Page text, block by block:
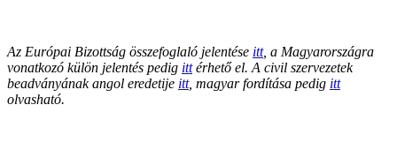
Az Európai Bizottság összefoglaló jelentése itt, a Magyarországra
vonatkozó külön jelentés pedig ittérhető el. A civil szervezetek
beadványának angol eredetije itt, magyar fordítása pedig itt
olvasható.